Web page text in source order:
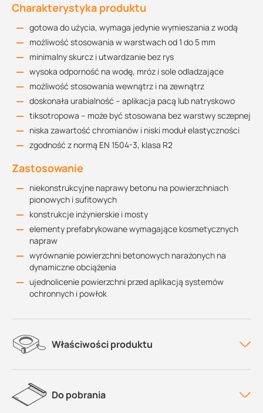
Charakterystyka produktu
gotowa do użycia, wymaga jedynie wymieszania z wodą
możliwość stosowania w warstwach od 1 do 5 mm
minimalny skurcz i utwardzanie bez rys
wysoka odporność na wodę, mróz i sole odladzające
możliwość stosowania wewnątrz i na zewnątrz
doskonała urabialność – aplikacja pacą lub natryskowo
tiksotropowa – może być stosowana bez warstwy sczepnej
niska zawartość chromianów i niski moduł elastyczności
zgodność z normą EN 1504-3, klasa R2
Zastosowanie
niekonstrukcyjne naprawy betonu na powierzchniach
pionowych i sufitowych
konstrukcje inżynierskie i mosty
elementy prefabrykowane wymagające kosmetycznych
napraw
wyrównanie powierzchni betonowych narażonych na
dynamiczne obciążenia
ujednolicenie powierzchni przed aplikacją systemów
ochronnych i powłok
Właściwości produktu
Do pobrania